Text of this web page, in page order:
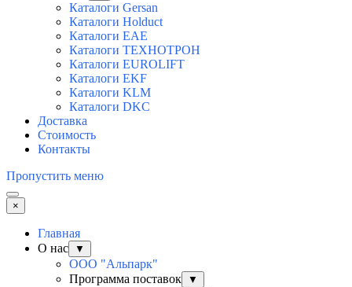
Каталоги Gersan
Каталоги Holduct
Каталоги EAE
Каталоги ТЕХНОТРОН
Каталоги EUROLIFT
Каталоги EKF
Каталоги KLM
Каталоги DKC
Доставка
Стоимость
Контакты
Пропустить меню
×
Главная
О нас
▼
ООО "Альпарк"
Программа поставок
▼